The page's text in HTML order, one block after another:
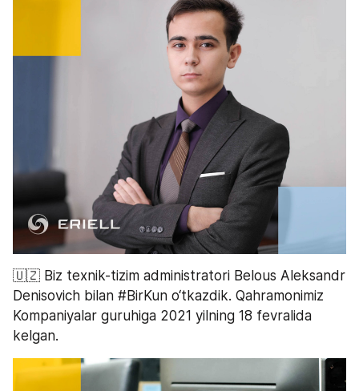
🇺🇿 Biz texnik-tizim administratori Belous Aleksandr
Denisovich bilan #BirKun o‘tkazdik. Qahramonimiz
Kompaniyalar guruhiga 2021 yilning 18 fevralida
kelgan.